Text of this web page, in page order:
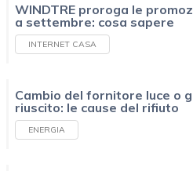
WINDTRE proroga le
a settembre: cosa sapere
INTERNET CASA
Cambio del fornitore luce o
riuscito: le cause del rifiuto
ENERGIA